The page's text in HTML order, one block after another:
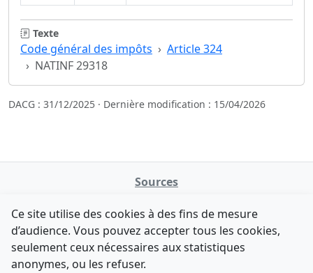
Texte
Code général des impôts
Article 324
NATINF 29318
DACG : 31/12/2025 · Dernière modification : 15/04/2026
Sources
data.gouv.fr
Legifrance - API
Contact
Comment avez-vous découvert NATINFo ?
Une courte réponse suffit (500 caractères max).
Ce site utilise des cookies à des fins de mesure
d’audience. Vous pouvez accepter tous les cookies,
seulement ceux nécessaires aux statistiques
anonymes, ou les refuser.